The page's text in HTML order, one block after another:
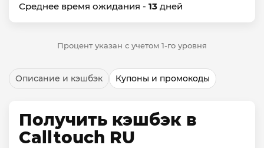
Среднее время ожидания - 13 дней
Процент указан с учетом 1-го уровня
Описание и кэшбэк Купоны и промокоды
Получить кэшбэк в
Calltouch RU